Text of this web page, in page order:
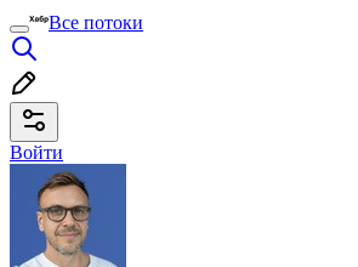
Все потоки
Войти